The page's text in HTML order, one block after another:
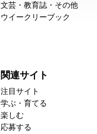
文芸・教育誌・その他
ウイークリーブック
関連サイト
注目サイト
学ぶ・育てる
楽しむ
応募する